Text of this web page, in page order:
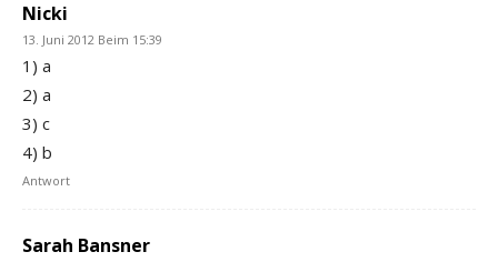
Nicki
13. Juni 2012 Beim 15:39
1) a
2) a
3) c
4) b
Antwort
Sarah Bansner